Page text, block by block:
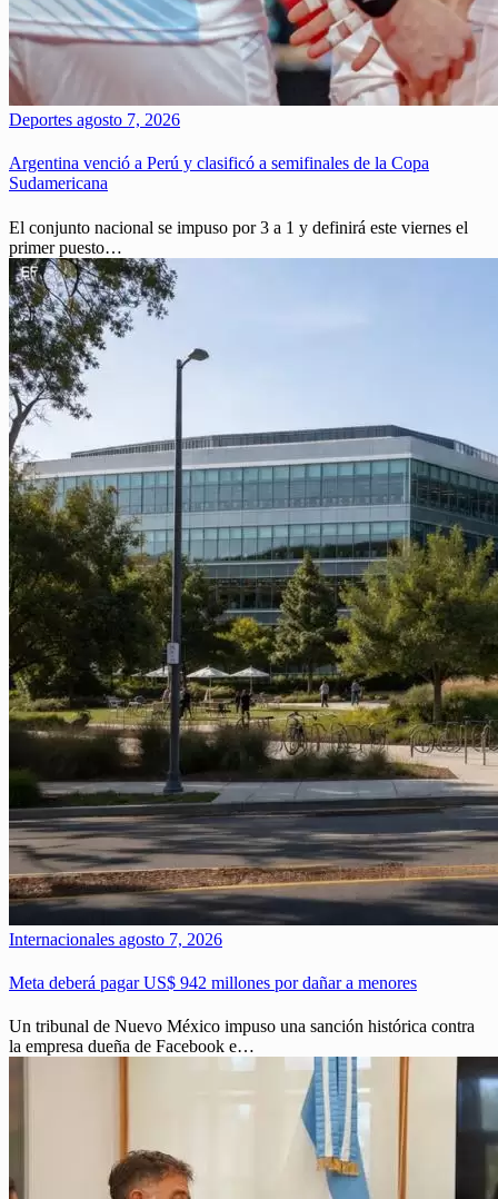
Deportes agosto 7, 2026
Argentina venció a Perú y clasificó a semifinales de la Copa
Sudamericana
El conjunto nacional se impuso por 3 a 1 y definirá este viernes el
primer puesto…
Internacionales agosto 7, 2026
Meta deberá pagar US$ 942 millones por dañar a menores
Un tribunal de Nuevo México impuso una sanción histórica contra
la empresa dueña de Facebook e…